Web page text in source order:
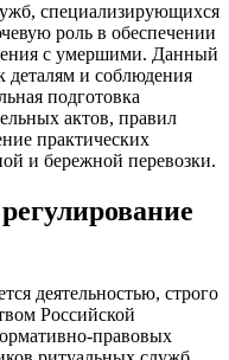
специализирующихся
роль в обеспечении
с умершими. Данный
деталям и соблюдения
подготовка
актов, правил
практических
и бережной перевозки.
деятельностью, строго
Российской
правовых